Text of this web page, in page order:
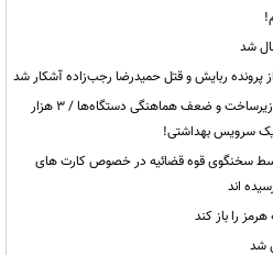
شد
از پرونده ربایش و قتل حمیدرضا رجب‌زاده آشکار شد
ریمـدان؛ مرزی گرفتار در صف، کمبود زیرساخت و ضعف هماهنگی دستگاه‌ها / ۳ هزار
یک سرویس بهداشتی!
سخنگوی قوه قضائیه در خصوص کارت های
اند
را باز کند
شد